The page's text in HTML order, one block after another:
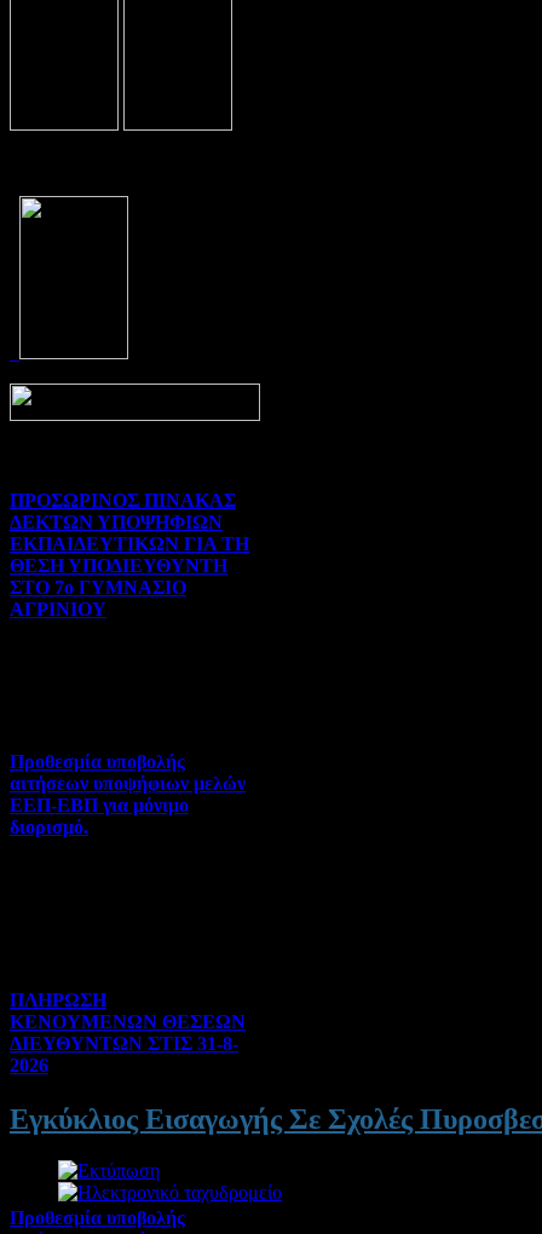
ΠΡΟΣΩΡΙΝΟΣ ΠΙΝΑΚΑΣ
ΔΕΚΤΩΝ ΥΠΟΨΗΦΙΩΝ
ΕΚΠΑΙΔΕΥΤΙΚΩΝ ΓΙΑ ΤΗ
ΘΕΣΗ ΥΠΟΔΙΕΥΘΥΝΤΗ
ΣΤΟ 7ο ΓΥΜΝΑΣΙΟ
ΑΓΡΙΝΙΟΥ
Προθεσμία υποβολής
αιτήσεων υποψήφιων μελών
ΕΕΠ-ΕΒΠ για μόνιμο
διορισμό.
ΠΛΗΡΩΣΗ
ΚΕΝΟΥΜΕΝΩΝ ΘΕΣΕΩΝ
ΔΙΕΥΘΥΝΤΩΝ ΣΤΙΣ 31-8-
2026
Γενικού ενδιαφέροντος | 04-
08-2026 | Hits:138
Προθεσμία υποβολής
Εγκύκλιος Εισαγωγής Σε Σχολές